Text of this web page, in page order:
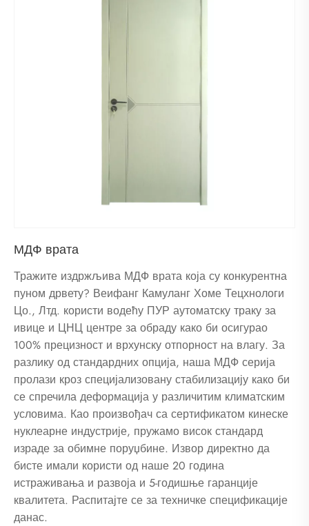
МДФ врата
Тражите издржљива МДФ врата која су конкурентна
пуном дрвету? Веифанг Камуланг Хоме Тецхнологи
Цо., Лтд. користи водећу ПУР аутоматску траку за
ивице и ЦНЦ центре за обраду како би осигурао
100% прецизност и врхунску отпорност на влагу. За
разлику од стандардних опција, наша МДФ серија
пролази кроз специјализовану стабилизацију како би
се спречила деформација у различитим климатским
условима. Као произвођач са сертификатом кинеске
нуклеарне индустрије, пружамо висок стандард
израде за обимне поруџбине. Извор директно да
бисте имали користи од наше 20 година
истраживања и развоја и 5-годишње гаранције
квалитета. Распитајте се за техничке спецификације
данас.